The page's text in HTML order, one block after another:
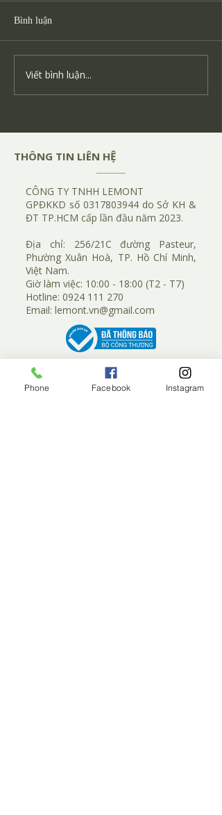
Bình luận
Viết bình luận...
​THÔNG TIN LIÊN HỆ
CÔNG TY TNHH LEMONT
​GPĐKKD số 0317803944do Sở KH &
ĐT TP.HCM cấp lần đầu năm 2023.
​Địa chỉ: 256/21C đường Pasteur,
Phường Xuân Hoà, TP. Hồ Chí Minh,
Việt Nam.
Giờ làm việc: 10:00 - 18:00 (T2 - T7)
Hotline: 0924 111 270
​Email: lemont.vn@gmail.com
Phone Facebook Instagram